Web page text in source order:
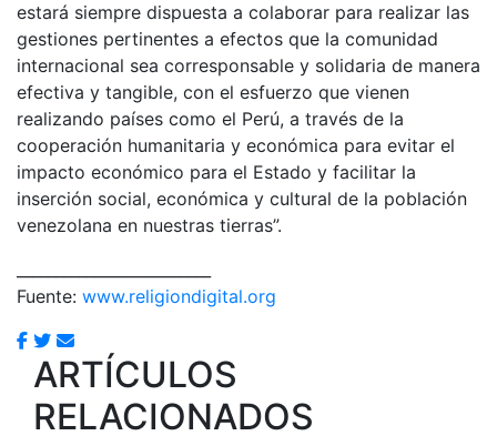
estará siempre dispuesta a colaborar para realizar las
gestiones pertinentes a efectos que la comunidad
internacional sea corresponsable y solidaria de manera
efectiva y tangible, con el esfuerzo que vienen
realizando países como el Perú, a través de la
cooperación humanitaria y económica para evitar el
impacto económico para el Estado y facilitar la
inserción social, económica y cultural de la población
venezolana en nuestras tierras”.
Fuente: www.religiondigital.org
ARTÍCULOS
RELACIONADOS